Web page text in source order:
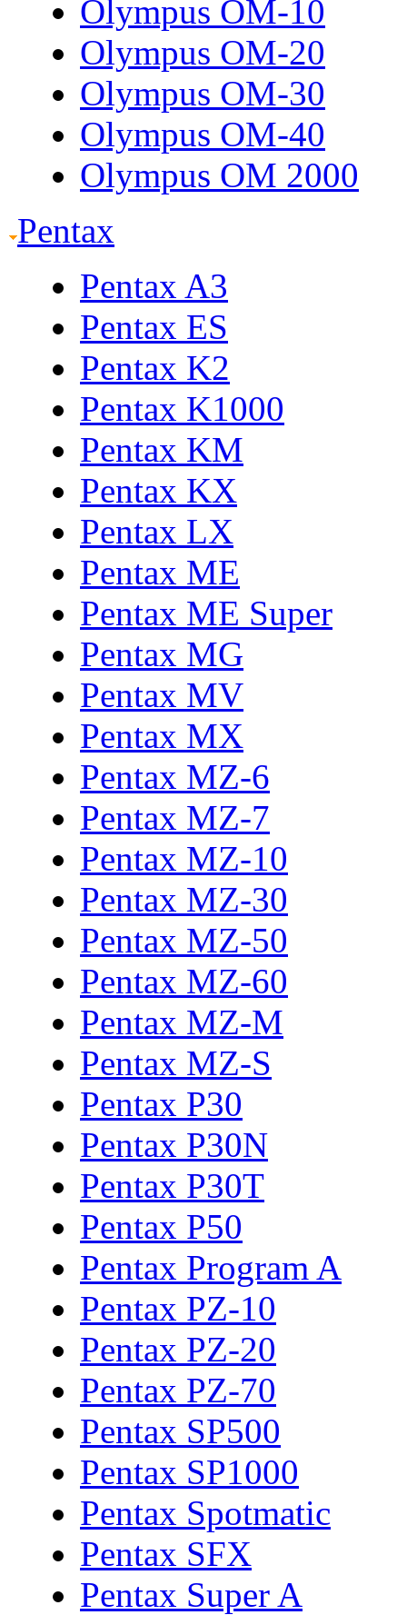
Olympus OM-10
Olympus OM-20
Olympus OM-30
Olympus OM-40
Olympus OM 2000
Pentax
Pentax A3
Pentax ES
Pentax K2
Pentax K1000
Pentax KM
Pentax KX
Pentax LX
Pentax ME
Pentax ME Super
Pentax MG
Pentax MV
Pentax MX
Pentax MZ-6
Pentax MZ-7
Pentax MZ-10
Pentax MZ-30
Pentax MZ-50
Pentax MZ-60
Pentax MZ-M
Pentax MZ-S
Pentax P30
Pentax P30N
Pentax P30T
Pentax P50
Pentax Program A
Pentax PZ-10
Pentax PZ-20
Pentax PZ-70
Pentax SP500
Pentax SP1000
Pentax Spotmatic
Pentax SFX
Pentax Super A